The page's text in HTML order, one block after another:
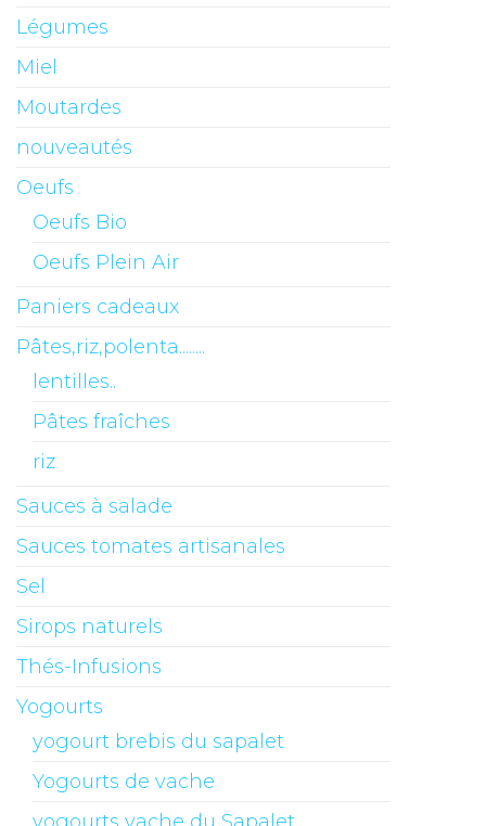
Légumes
Miel
Moutardes
nouveautés
Oeufs
Oeufs Bio
Oeufs Plein Air
Paniers cadeaux
Pâtes,riz,polenta........
lentilles..
Pâtes fraîches
riz
Sauces à salade
Sauces tomates artisanales
Sel
Sirops naturels
Thés-Infusions
Yogourts
yogourt brebis du sapalet
Yogourts de vache